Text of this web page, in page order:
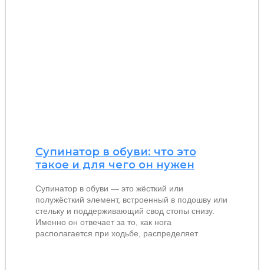
Супинатор в обуви: что это
такое и для чего он нужен
Супинатор в обуви — это жёсткий или
полужёсткий элемент, встроенный в подошву или
стельку и поддерживающий свод стопы снизу.
Именно он отвечает за то, как нога
располагается при ходьбе, распределяет